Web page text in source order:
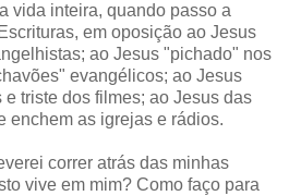
vida inteira, quando passo a
em oposição ao Jesus
ao Jesus "pichado" nos
evangélicos; ao Jesus
triste dos filmes; ao Jesus das
enchem as igrejas e rádios.
correr atrás das minhas
vive em mim? Como faço para